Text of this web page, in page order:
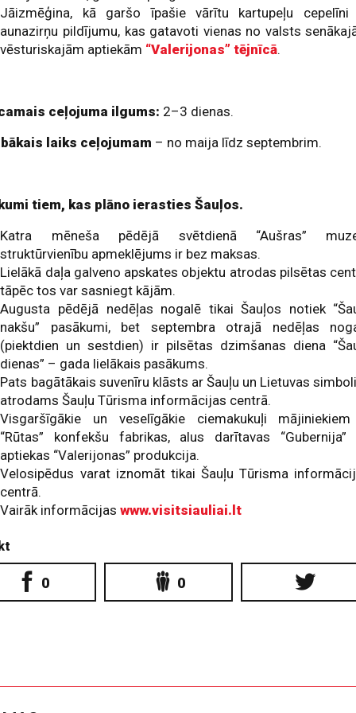
Jāizmēģina, kā garšo īpašie vārītu kartupeļu cepelīni
aunazirņu pildījumu, kas gatavoti vienas no valsts
vēsturiskajām aptiekām “Valerijonas” tējnīcā.
ceļojuma ilgums: 2–3 dienas.
laiks ceļojumam – no maija līdz septembrim.
tiem, kas plāno ierasties Šauļos.
Katra mēneša pēdējā svētdienā “Aušras”
struktūrvienību apmeklējums ir bez maksas.
Lielākā daļa galveno apskates objektu atrodas pilsētas
tāpēc tos var sasniegt kājām.
Augusta pēdējā nedēļas nogalē tikai Šauļos notiek
nakšu” pasākumi, bet septembra otrajā nedēļas
(piektdien un sestdien) ir pilsētas dzimšanas diena
dienas” – gada lielākais pasākums.
Pats bagātākais suvenīru klāsts ar Šauļu un Lietuvas
atrodams Šauļu Tūrisma informācijas centrā.
Visgaršīgākie un veselīgākie ciemakukuļi
“Rūtas” konfekšu fabrikas, alus darītavas “Gubernija”
aptiekas “Valerijonas” produkcija.
Velosipēdus varat iznomāt tikai Šauļu Tūrisma
centrā.
Vairāk informācijas www.visitsiauliai.lt
0 0